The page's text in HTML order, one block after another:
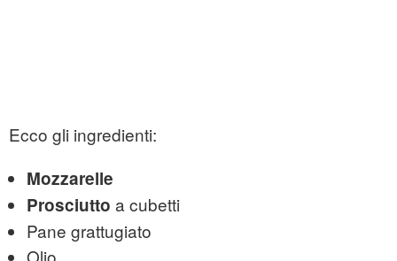
Ecco gli ingredienti:
Mozzarelle
Prosciutto a cubetti
Pane grattugiato